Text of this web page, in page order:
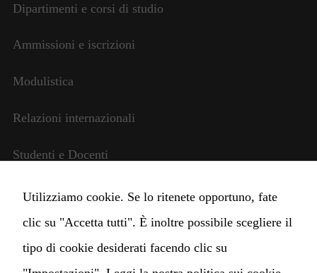
Dipartimenti e corsi di studio
Ammissioni e iscrizioni
Modulistica
Relazioni internazionali
Studenti e Docenti
Amministrazione trasparente
Cambia impostazioni Cookie
Utilizziamo cookie. Se lo ritenete opportuno, fate
clic su "Accetta tutti". È inoltre possibile scegliere il
tipo di cookie desiderati facendo clic su